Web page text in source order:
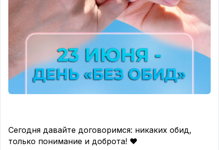
Сегодня давайте договоримся: никаких обид,
только понимание и доброта! ❤